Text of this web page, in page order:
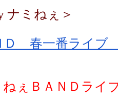
ナミねぇ＞
Ｄ 春一番ライ
ぇＢＡＮＤライ